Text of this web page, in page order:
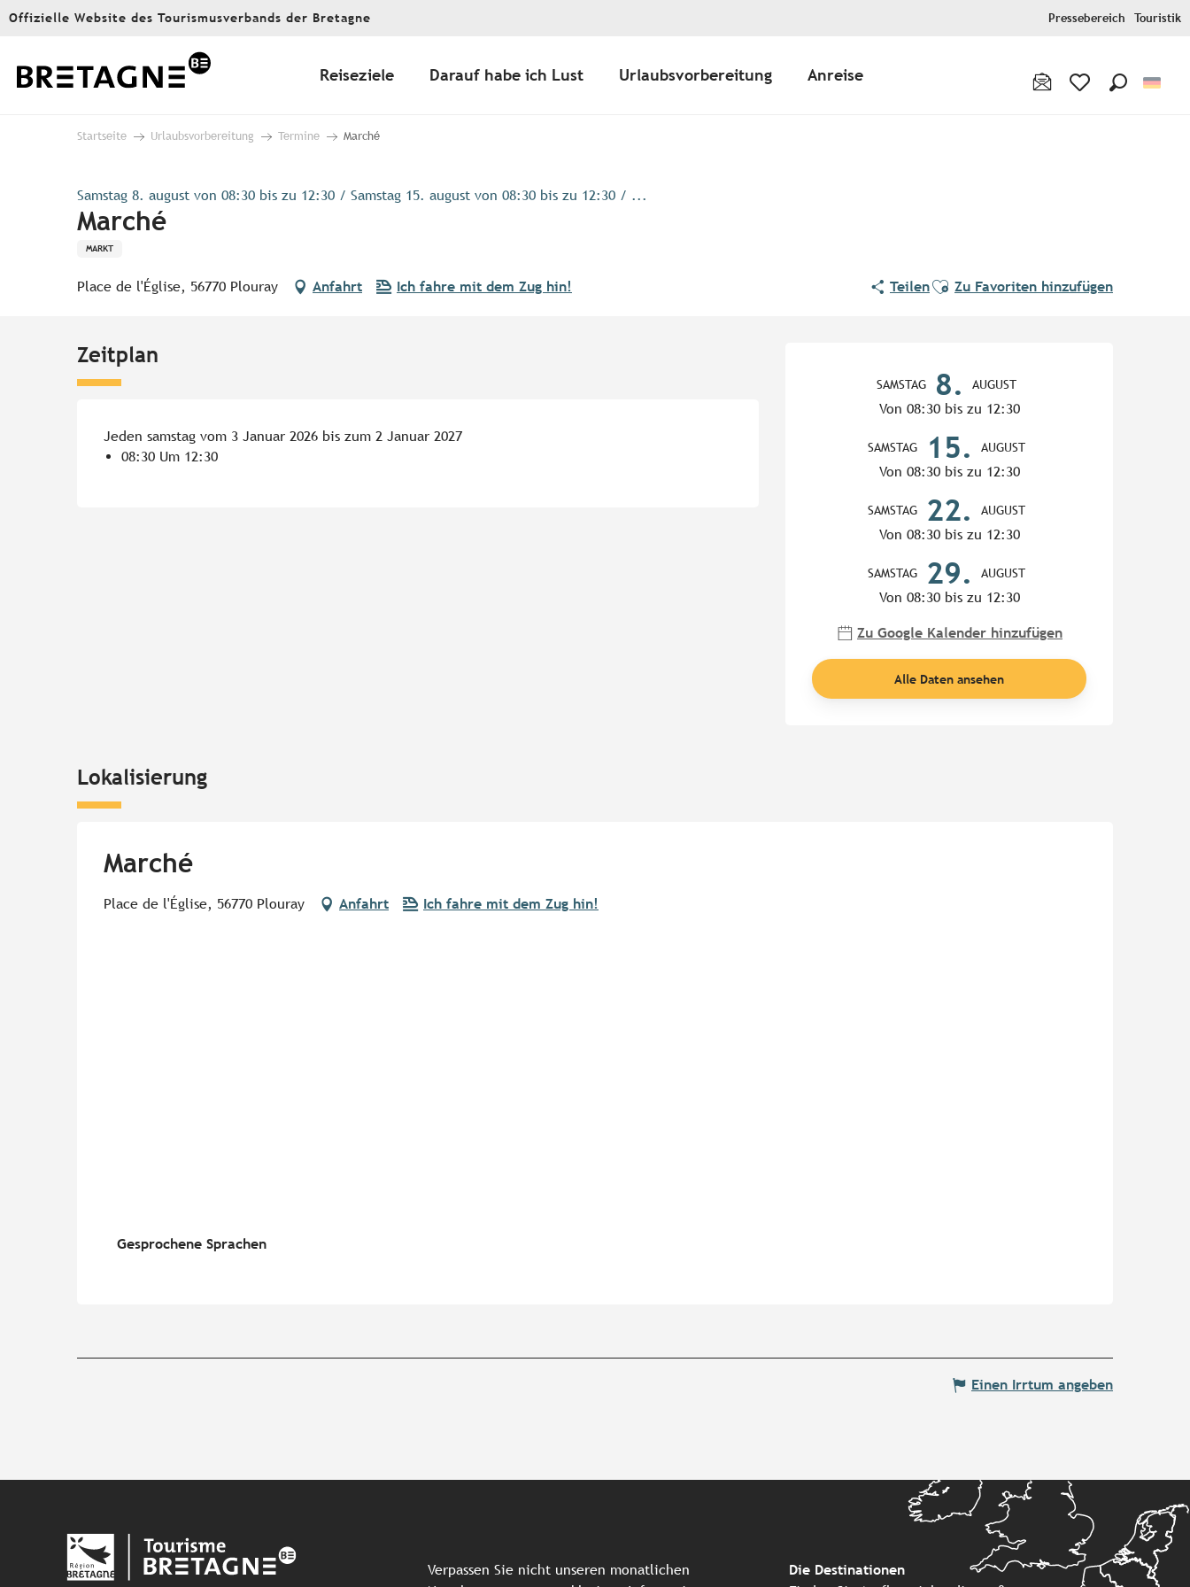
Aller
principal
Offizielle Website des Tourismusverbands der Bretagne Pressebereich Touristik
Reiseziele Darauf habe ich Lust Urlaubsvorbereitung Anreise
Startseite Urlaubsvorbereitung Termine Marché
Samstag 8. august von 08:30 bis zu 12:30 / Samstag 15. august von 08:30 bis zu 12:30 / ...
Marché
MARKT
Place de l'Église, 56770 Plouray Anfahrt Ich fahre mit dem Zug hin! TeilenAjouter aux favoris
Zu Favoriten hinzufügen
SAMSTAG 8. AUGUST
Von 08:30 bis zu 12:30
SAMSTAG 15. AUGUST
Von 08:30 bis zu 12:30
SAMSTAG 22. AUGUST
Von 08:30 bis zu 12:30
SAMSTAG 29. AUGUST
Von 08:30 bis zu 12:30
Zu Google Kalender hinzufügen
Alle Daten ansehen
Zeitplan
Jeden samstag vom 3 Januar 2026 bis zum 2 Januar 2027
08:30 Um 12:30
Lokalisierung
Marché
Place de l'Église, 56770 Plouray Anfahrt Ich fahre mit dem Zug hin!
Gesprochene Sprachen
Gesprochene Sprachen
Einen Irrtum angeben
Verpassen Sie nicht unseren monatlichen
Die Destinationen